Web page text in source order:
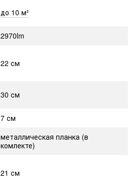
до 10 м²
2970lm
22 см
30 см
7 см
металлическая планка (в
комлекте)
21 см